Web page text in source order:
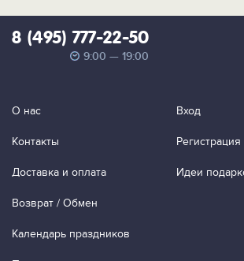
8 (495) 777-22-50
9:00 — 19:00
О нас
Контакты
Доставка и оплата
Возврат / Обмен
Календарь праздников
Вход
Регистрация
Идеи